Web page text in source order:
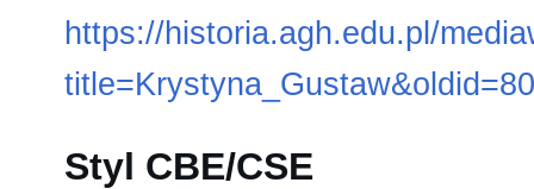
https://historia.agh.edu.pl/
Styl CBE/CSE